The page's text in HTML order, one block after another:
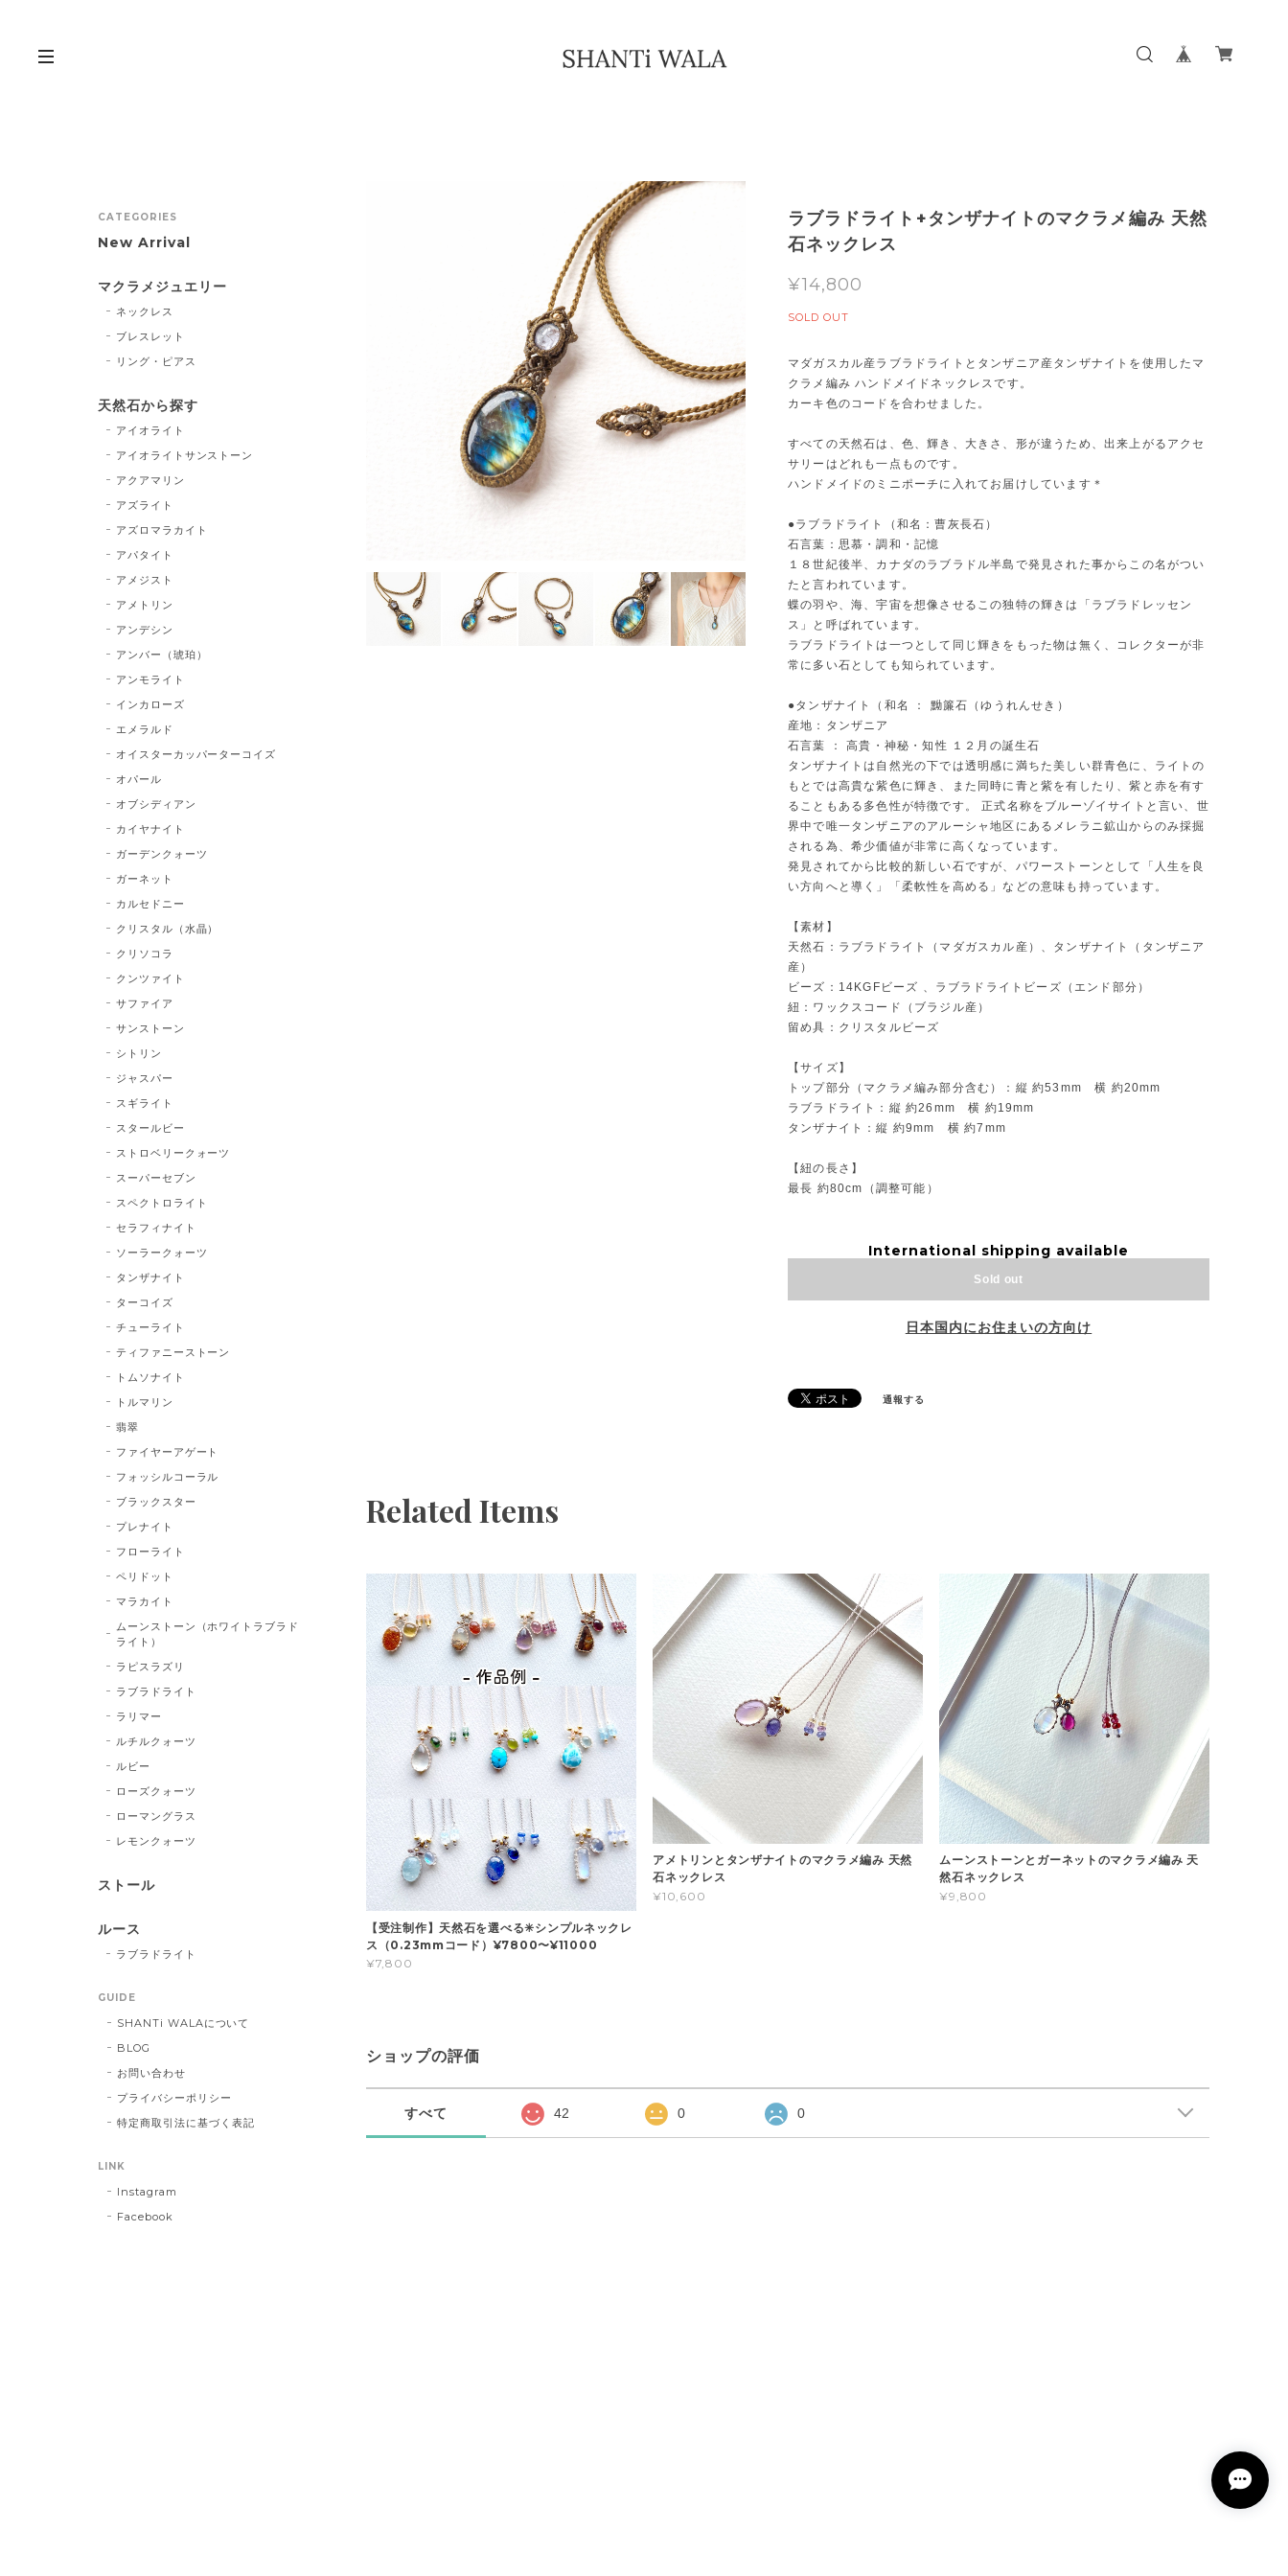
ラブラドライト+タンザナイトのマクラメ編み 天然
石ネックレス
¥14,800
SOLD OUT
マダガスカル産ラブラドライトとタンザニア産タンザナイトを使用したマ
クラメ編み ハンドメイドネックレスです。
カーキ色のコードを合わせました。
すべての天然石は、色、輝き、大きさ、形が違うため、出来上がるアクセ
サリーはどれも一点ものです。
ハンドメイドのミニポーチに入れてお届けしています＊
●ラブラドライト（和名：曹灰長石）
石言葉：思慕・調和・記憶
１８世紀後半、カナダのラブラドル半島で発見された事からこの名がつい
たと言われています。
蝶の羽や、海、宇宙を想像させるこの独特の輝きは「ラブラドレッセン
ス」と呼ばれています。
ラブラドライトは一つとして同じ輝きをもった物は無く、コレクターが非
常に多い石としても知られています。
●タンザナイト（和名 ： 黝簾石（ゆうれんせき）
産地：タンザニア
石言葉 ： 高貴・神秘・知性 １２月の誕生石
タンザナイトは自然光の下では透明感に満ちた美しい群青色に、ライトの
もとでは高貴な紫色に輝き、また同時に青と紫を有したり、紫と赤を有す
ることもある多色性が特徴です。 正式名称をブルーゾイサイトと言い、世
界中で唯一タンザニアのアルーシャ地区にあるメレラニ鉱山からのみ採掘
される為、希少価値が非常に高くなっています。
発見されてから比較的新しい石ですが、パワーストーンとして「人生を良
い方向へと導く」「柔軟性を高める」などの意味も持っています。
【素材】
天然石：ラブラドライト（マダガスカル産）、タンザナイト（タンザニア
産）
ビーズ：14KGFビーズ 、ラブラドライトビーズ（エンド部分）
紐：ワックスコード（ブラジル産）
留め具：クリスタルビーズ
【サイズ】
トップ部分（マクラメ編み部分含む）：縦 約53mm 横 約20mm
ラブラドライト：縦 約26mm 横 約19mm
タンザナイト：縦 約9mm 横 約7mm
【紐の長さ】
最長 約80cm（調整可能）
International shipping available
Sold out
日本国内にお住まいの方向け
通報する
Related Items
【受注制作】天然石を選べる✳︎シンプルネックレ
ス（0.23mmコード）¥7800〜¥11000
¥7,800
アメトリンとタンザナイトのマクラメ編み 天然
石ネックレス
¥10,600
ムーンストーンとガーネットのマクラメ編み 天
然石ネックレス
¥9,800
ショップの評価
すべて 42 0 0
CATEGORIES
New Arrival
マクラメジュエリー
ネックレス
ブレスレット
リング・ピアス
天然石から探す
アイオライト
アイオライトサンストーン
アクアマリン
アズライト
アズロマラカイト
アパタイト
アメジスト
アメトリン
アンデシン
アンバー（琥珀）
アンモライト
インカローズ
エメラルド
オイスターカッパーターコイズ
オパール
オブシディアン
カイヤナイト
ガーデンクォーツ
ガーネット
カルセドニー
クリスタル（水晶）
クリソコラ
クンツァイト
サファイア
サンストーン
シトリン
ジャスパー
スギライト
スタールビー
ストロベリークォーツ
スーパーセブン
スペクトロライト
セラフィナイト
ソーラークォーツ
タンザナイト
ターコイズ
チューライト
ティファニーストーン
トムソナイト
トルマリン
翡翠
ファイヤーアゲート
フォッシルコーラル
ブラックスター
プレナイト
フローライト
ペリドット
マラカイト
ムーンストーン（ホワイトラブラド
ライト）
ラピスラズリ
ラブラドライト
ラリマー
ルチルクォーツ
ルビー
ローズクォーツ
ローマングラス
レモンクォーツ
ストール
ルース
ラブラドライト
GUIDE
SHANTi WALAについて
BLOG
お問い合わせ
プライバシーポリシー
特定商取引法に基づく表記
LINK
Instagram
Facebook